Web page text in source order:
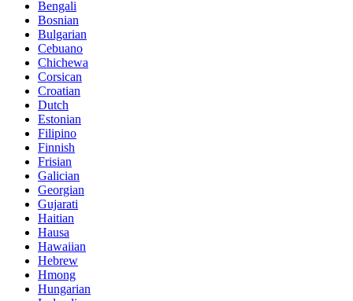
Bengali
Bosnian
Bulgarian
Cebuano
Chichewa
Corsican
Croatian
Dutch
Estonian
Filipino
Finnish
Frisian
Galician
Georgian
Gujarati
Haitian
Hausa
Hawaiian
Hebrew
Hmong
Hungarian